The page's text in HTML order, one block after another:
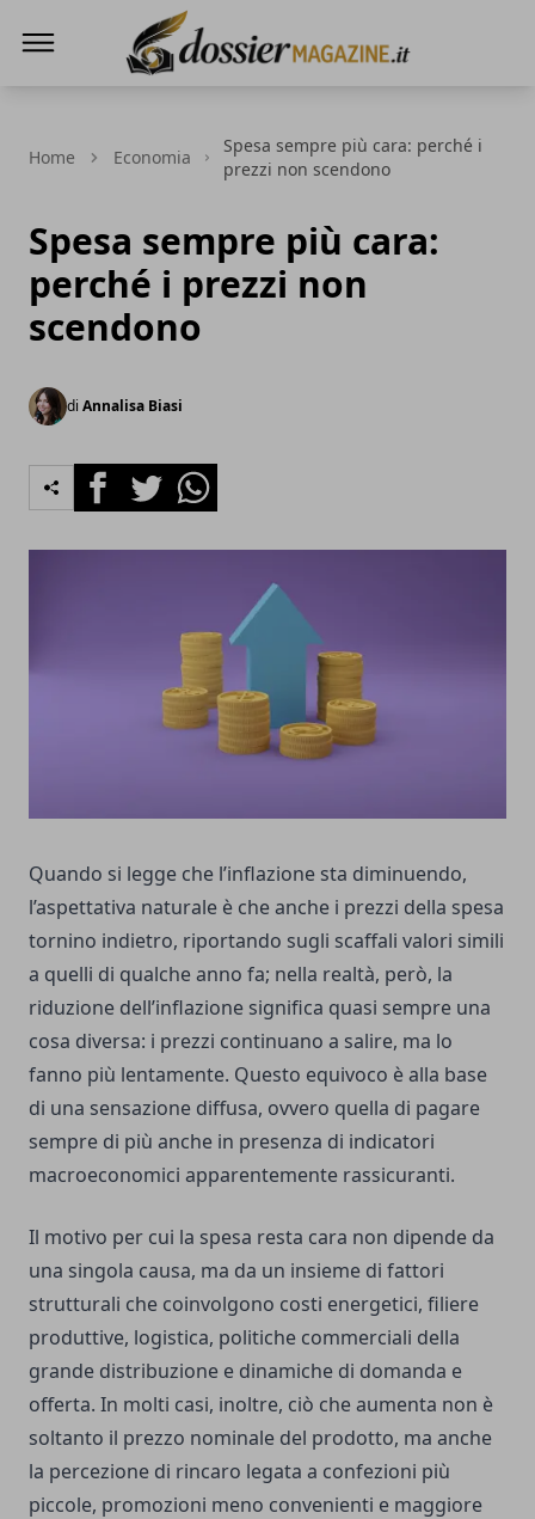
Home Economia
Spesa sempre più cara: perché i
prezzi non scendono
Spesa sempre più cara:
perché i prezzi non
scendono
di Annalisa Biasi
FacebookTwitterWhatsapp
Quando si legge che l’inflazione sta diminuendo,
l’aspettativa naturale è che anche i prezzi della spesa
tornino indietro, riportando sugli scaffali valori simili
a quelli di qualche anno fa; nella realtà, però, la
riduzione dell’inflazione significa quasi sempre una
cosa diversa: i prezzi continuano a salire, ma lo
fanno più lentamente. Questo equivoco è alla base
di una sensazione diffusa, ovvero quella di pagare
sempre di più anche in presenza di indicatori
macroeconomici apparentemente rassicuranti.
Il motivo per cui la spesa resta cara non dipende da
una singola causa, ma da un insieme di fattori
strutturali che coinvolgono costi energetici, filiere
produttive, logistica, politiche commerciali della
grande distribuzione e dinamiche di domanda e
offerta. In molti casi, inoltre, ciò che aumenta non è
soltanto il prezzo nominale del prodotto, ma anche
la percezione di rincaro legata a confezioni più
piccole, promozioni meno convenienti e maggiore